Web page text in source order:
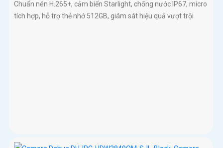
Chuẩn nén H.265+, cảm biến Starlight, chống nước IP67, micro
tích hợp, hỗ trợ thẻ nhớ 512GB, giám sát hiệu quả vượt trội